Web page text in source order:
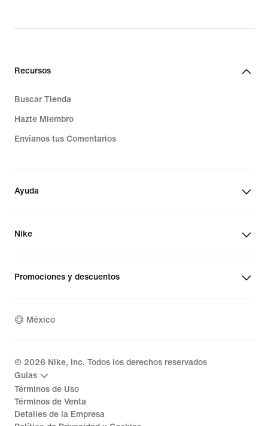
Recursos
Buscar Tienda
Hazte Miembro
Envíanos tus Comentarios
Ayuda
Nike
Promociones y descuentos
México
© 2026 Nike, Inc. Todos los derechos reservados
Guías
Términos de Uso
Términos de Venta
Detalles de la Empresa